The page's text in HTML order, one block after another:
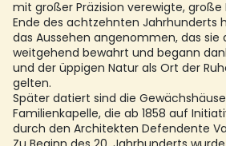
mit großer Präzision verewigte, große
Ende des achtzehnten Jahrhunderts
das Aussehen angenommen, das
weitgehend bewahrt und begann
und der üppigen Natur als Ort der
gelten.
Später datiert sind die
Familienkapelle, die ab 1858 auf
durch den Architekten Defendente